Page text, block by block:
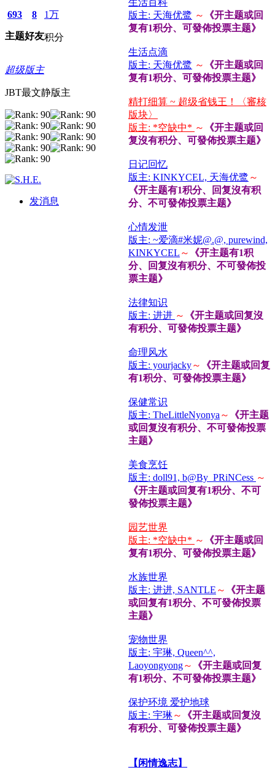
693
主题
8
好友
1万
积分
超级版主
JBT最文静版主
发消息
生活百科
版主: 天海优鹭 ～
《开主题或回
复有1积分、可發佈投票主题》
生活点滴
版主: 天海优鹭 ～
《开主题或回
复有1积分、可發佈投票主题》
精打细算 ~ 超级省钱王！〈審核
版块〉
版主: *空缺中* ～
《开主题或回
复沒有积分、可發佈投票主题》
日记回忆
版主: KINKYCEL, 天海优鹭 ～
《开主题有1积分、回复沒有积
分、不可發佈投票主题》
心情发泄
版主: ~爱滴#米妮@.@, purewind,
KINKYCEL ～
《开主题有1积
分、回复沒有积分、不可發佈投
票主题》
法律知识
版主: 进进 ～
《开主题或回复沒
有积分、可發佈投票主题》
命理风水
版主: yourjacky～
《开主题或回复
有1积分、可發佈投票主题》
保健常识
版主: TheLittleNyonya ～
《开主题
或回复沒有积分、不可發佈投票
主题》
美食烹饪
版主: doll91, b@By_PRiNCess ～
《开主题或回复有1积分、不可
發佈投票主题》
园艺世界
版主: *空缺中* ～
《开主题或回
复有1积分、可發佈投票主题》
水族世界
版主: 进进, SANTLE ～
《开主题
或回复有1积分、不可發佈投票
主题》
宠物世界
版主: 宇琳, Queen^^,
Laoyongyong～
《开主题或回复
有1积分、不可發佈投票主题》
保护环境 爱护地球
版主: 宇琳～
《开主题或回复沒
有积分、可發佈投票主题》
【闲情逸志】